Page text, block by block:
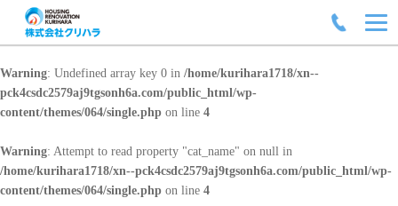
Warning: Undefined array key 0 in /home/kurihara1718/xn--
pck4csdc2579aj9tgsonh6a.com/public_html/wp-
content/themes/064/single.php on line 4
Warning: Attempt to read property "cat_name" on null in
/home/kurihara1718/xn--pck4csdc2579aj9tgsonh6a.com/public_html/wp-
content/themes/064/single.php on line 4